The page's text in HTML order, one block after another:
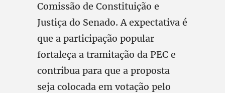
Comissão de Constituição e
Justiça do Senado. A expectativa é
que a participação popular
fortaleça a tramitação da PEC e
contribua para que a proposta
seja colocada em votação pelo